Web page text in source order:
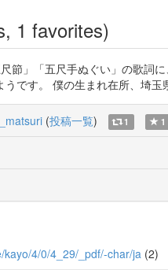
1 favorites)
節」「五尺手ぬぐい」の歌詞
です。 僕の生まれ在所、埼
(投稿一覧) 1 1
kayo/4/0/4_29/_pdf/-char/ja (2)